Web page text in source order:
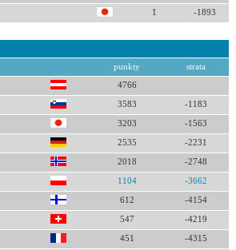
1 -1893
punkty strata
4766
3583 -1183
3203 -1563
2535 -2231
2018 -2748
1104 -3662
612 -4154
547 -4219
451 -4315